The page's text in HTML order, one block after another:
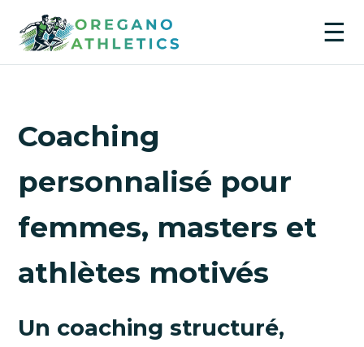
☰
Coaching
personnalisé pour
femmes, masters et
athlètes motivés
Un coaching structuré,